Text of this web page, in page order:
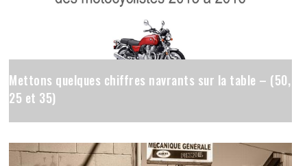
Mettons quelques chiffres navrants sur la table – (50,
25 et 35)